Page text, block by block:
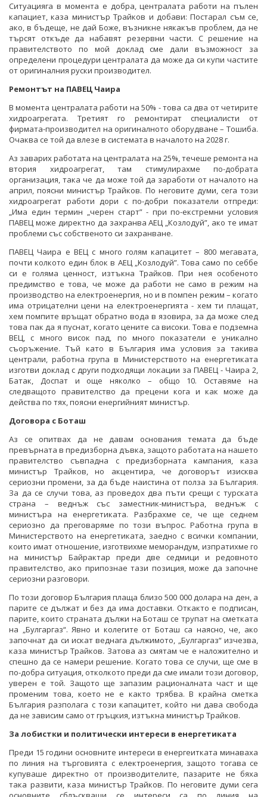
Ситуацияга в момента е добра, централата работи на пълен
капациет, каза министър Трайков и добави: Постарал съм се,
ако, в бъдеще, не дай Боже, възникне някакъв проблем, да не
търсят откъде да набавят резервни части. С решение на
правителството по мой доклад сме дали възможност за
определени процедури централата да може да си купи частите
от оригиналния руски производител.
Ремонтът на ПАВЕЦ Чаира
В момента централата работи на 50% - това са два от четирите
хидроагрегата. Третият го ремонтират специалисти от
фирмата-производител на оригиналното оборудване – Тошиба.
Очаква се той да влезе в системата в началото на 2028 г.
Аз заварих работата на централата на 25%, течеше ремонта на
втория хидроагрегат, там стимулирахме по-добрата
организация, така че да може той да заработи от началото на
април, поясни министър Трайков. По неговите думи, сега този
хидроагрегат работи дори с по-добри показатели отпреди:
„Има един термин „черен старт” - при по-екстремни условия
ПАВЕЦ може директно да захранва АЕЦ „Козлодуй”, ако те имат
проблеми със собственото си захранване.
ПАВЕЦ Чаира е ВЕЦ с много голям капацитет – 800 мегавата,
почти колкото един блок в АЕЦ „Козлодуй”. Това само по себбе
си е голяма ценност, изтъкна Трайков. При нея особеното
предимство е това, че може да работи не само в режим на
производство на електроенергия, но и в помпен режим – когато
има отрицателни цени на електроенергията - хем ти плащат,
хем помпите връщат обратно вода в язовира, за да може след
това пак да я пуснат, когато цените са високи. Това е подземна
ВЕЦ, с много висок пад, по много показатели е уникално
съоръжение. Тъй като в България има условия за такива
централи, работна група в Министерството на енергетиката
изготви доклад с други подходящи локации за ПАВЕЦ - Чаира 2,
Батак, Доспат и още няколко – общо 10. Оставяме на
следващото правителство да прецени кога и как може да
действа по тях, поясни енергийният министър.
Договора с Боташ
Аз се опитвах да не давам основания темата да бъде
превърната в предизборна дъвка, защото работата на нашето
правителство съвпадна с предизборната кампания, каза
министър Трайков, но акцентира, че договорът изисква
сериозни промени, за да бъде наистина от полза за България.
За да се случи това, аз проведох два пъти срещи с турската
страна – веднъж със заместник-министъра, веднъж с
министъра на енергетиката. Разбрахме се, че ще седнем
сериозно да преговаряме по този въпрос. Работна група в
Министерството на енергетиката, заедно с всички компании,
които имат отношение, изготвихме меморандум, изпратихме го
на министър Байрактар преди две седмици и редовното
правителство, ако припознае тази позиция, може да започне
сериозни разговори.
По този договор България плаща близо 500 000 долара на ден, а
парите се дължат и без да има доставки. Откакто е подписан,
парите, които страната дължи на Боташ се трупат на сметката
на „Булгаргаз“. Явно и колегите от Боташ са наясно, че, ако
започнат да си искат веднага дължимото, „Булгаргаз“ изчезва,
каза министър Трайков. Затова аз смятам че е наложително и
спешно да се намери решение. Когато това се случи, ще сме в
по-добра ситуация, отколкото преди да сме имали този договор,
уверен е той. Защото ще запазим рационалната част и ще
променим това, което не е както трябва. В крайна сметка
България разполага с този капацитет, който ни дава свобода
да не зависим само от гръцкия, изтъкна министър Трайков.
За лобистки и политически интереси в енергетиката
Преди 15 години основните интереси в енергеитката минаваха
по линия на търговията с електроенергия, защото тогава се
купуваше директно от производителите, пазарите не бяха
така развити, каза министър Трайков. По неговите думи сега